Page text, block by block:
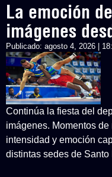
La emoción
imágenes
Publicado: agosto 4, 2026 |
Continúa la fiesta del
imágenes. Momentos de
intensidad y emoción
distintas sedes de Santo